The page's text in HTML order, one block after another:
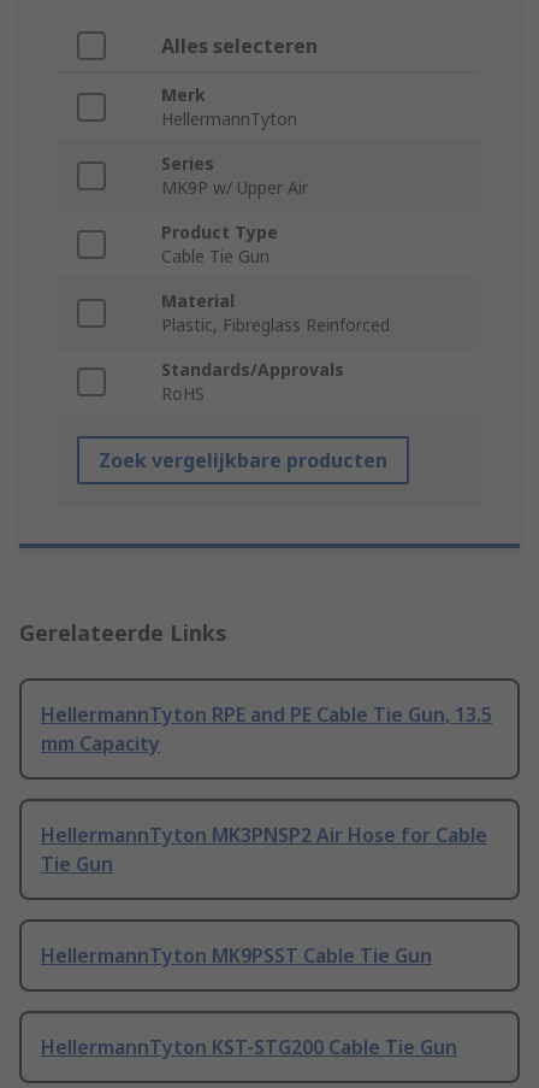
Alles selecteren
Merk
HellermannTyton
Series
MK9P w/ Upper Air
Product Type
Cable Tie Gun
Material
Plastic, Fibreglass Reinforced
Standards/Approvals
RoHS
Zoek vergelijkbare producten
Gerelateerde Links
HellermannTyton RPE and PE Cable Tie Gun, 13.5
mm Capacity
HellermannTyton MK3PNSP2 Air Hose for Cable
Tie Gun
HellermannTyton MK9PSST Cable Tie Gun
HellermannTyton KST-STG200 Cable Tie Gun